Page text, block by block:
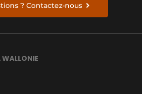
? Contactez-nous
WALLONIE